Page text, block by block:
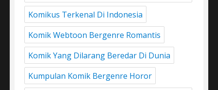
Komikus Terkenal Di Indonesia
Komik Webtoon Bergenre Romantis
Komik Yang Dilarang Beredar Di Dunia
Kumpulan Komik Bergenre Horor